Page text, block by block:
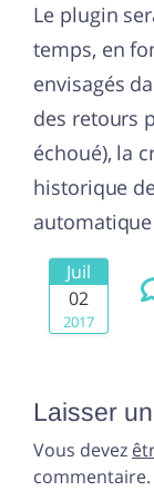
Le plugin
temps, en
envisagés
des retours
échoué), la
historique
Juil
02
2017
Laisser
Vous devez
commentaire.